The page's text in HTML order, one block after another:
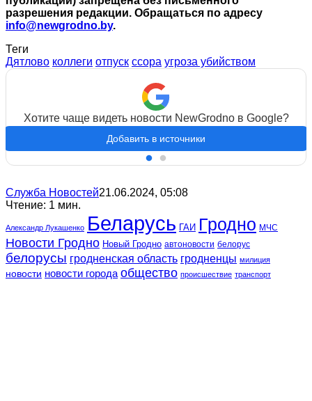
разрешения редакции. Обращаться по адресу
info@newgrodno.by.
Теги
Дятлово коллеги отпуск ссора угроза убийством
Хотите чаще видеть новости NewGrodno в Google?
Добавить в источники
Служба Новостей21.06.2024, 05:08
Чтение: 1 мин.
Александр Лукашенко Беларусь ГАИ Гродно МЧС
Новости Гродно Новый Гродно автоновости белорус
белорусы гродненская область гродненцы милиция
новости новости города общество происшествие транспорт